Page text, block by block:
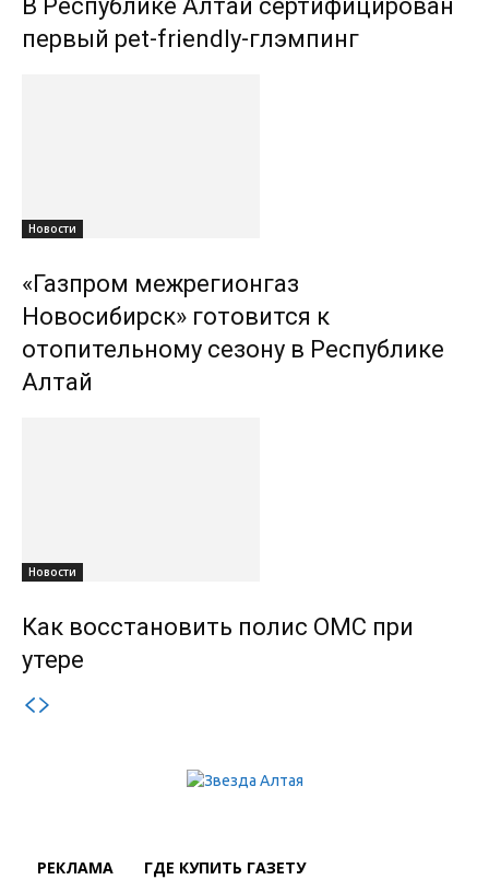
В Республике Алтай сертифицирован
первый pet-friendly-глэмпинг
Новости
«Газпром межрегионгаз
Новосибирск» готовится к
отопительному сезону в Республике
Алтай
Новости
Как восстановить полис ОМС при
утере
РЕКЛАМА ГДЕ КУПИТЬ ГАЗЕТУ